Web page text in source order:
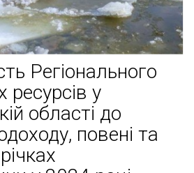
Регіонального
ресурсів у
області до
повені та